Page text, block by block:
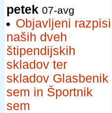
petek 07-avg
Objavljeni razpisi
naših dveh
štipendijskih
skladov ter
skladov Glasbenik
sem in Športnik
sem